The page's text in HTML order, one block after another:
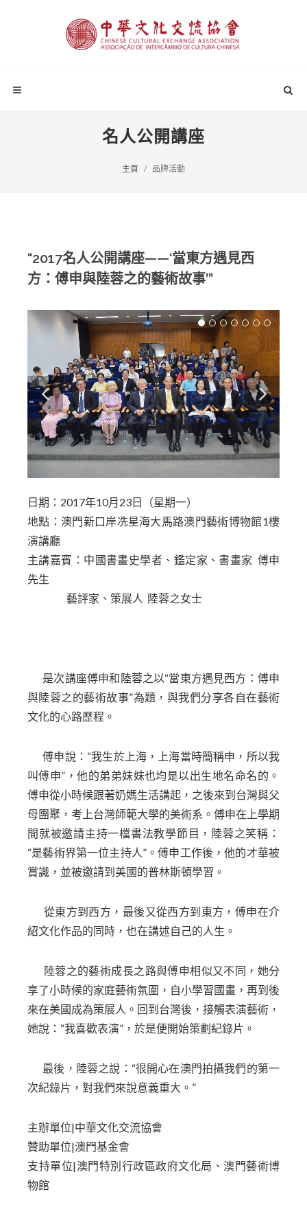
名人公開講座
主頁 品牌活動
“2017名人公開講座——‘當東方遇見西
方：傅申與陸蓉之的藝術故事’”
日期：2017年10月23日（星期一）
地點：澳門新口岸冼星海大馬路澳門藝術博物館1樓
演講廳
主講嘉賓：中國書畫史學者、鑑定家、書畫家 傅申
先生
藝評家、策展人 陸蓉之女士
是次講座傅申和陸蓉之以“當東方遇見西方：傅申
與陸蓉之的藝術故事”為題，與我們分享各自在藝術
文化的心路歷程。
傅申說：“我生於上海，上海當時簡稱申，所以我
叫傅申”，他的弟弟妹妹也均是以出生地名命名的。
傅申從小時候跟著奶媽生活講起，之後來到台灣與父
母團聚，考上台灣師範大學的美術系。傅申在上學期
間就被邀請主持一檔書法教學節目，陸蓉之笑稱：
“是藝術界第一位主持人”。傅申工作後，他的才華被
賞識，並被邀請到美國的普林斯頓學習。
從東方到西方，最後又從西方到東方，傅申在介
紹文化作品的同時，也在講述自己的人生。
陸蓉之的藝術成長之路與傅申相似又不同，她分
享了小時候的家庭藝術氛圍，自小學習國畫，再到後
來在美國成為策展人。回到台灣後，接觸表演藝術，
她說：“我喜歡表演”，於是便開始策劃紀錄片。
最後，陸蓉之說：“很開心在澳門拍攝我們的第一
次紀錄片，對我們來說意義重大。”
主辦單位|中華文化交流協會
贊助單位|澳門基金會
支持單位|澳門特別行政區政府文化局、澳門藝術博
物館